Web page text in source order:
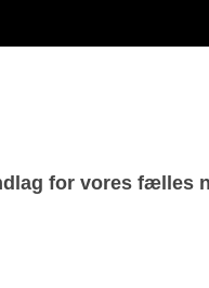
for vores fælles